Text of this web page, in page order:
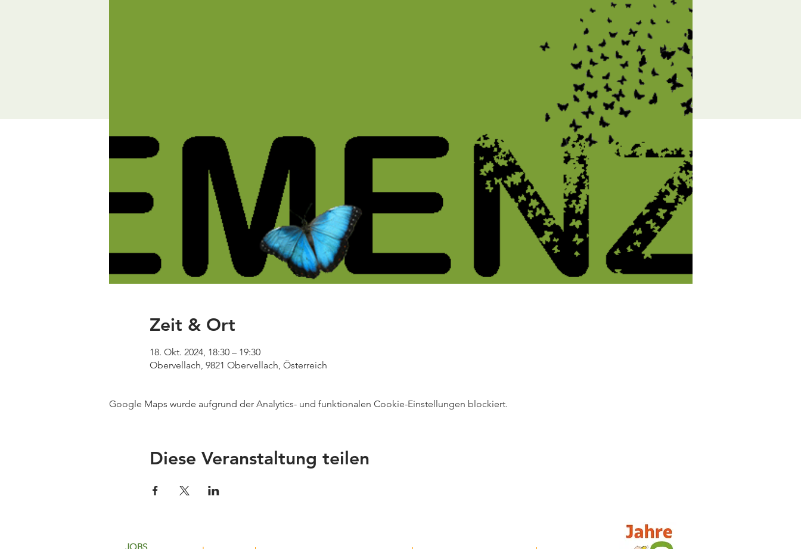
Zeit & Ort
18. Okt. 2024, 18:30 – 19:30
Obervellach, 9821 Obervellach, Österreich
Google Maps wurde aufgrund der Analytics- und funktionalen Cookie-Einstellungen blockiert.
Diese Veranstaltung teilen